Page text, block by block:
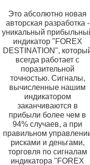
Это абсолютно новая
авторская разработка -
уникальный
индикатор "FOREX
DESTINATION",
всегда работает с
поразительной
точностью. Сигналы,
вычисленные нашим
индикатором
заканчиваются в
прибыли более чем в
94% случаев, а при
правильном
рисками и деньгами,
торговля по сигналам
индикатора "FOREX